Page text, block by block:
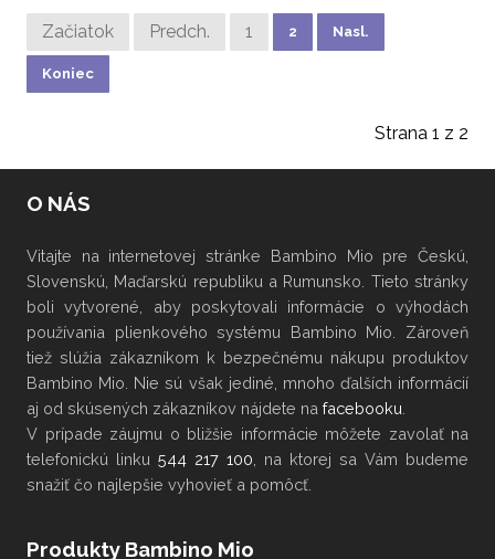
Začiatok Predch. 1 2 Nasl.
Koniec
Strana 1 z 2
O NÁS
Vitajte na internetovej stránke Bambino Mio pre Českú,
Slovenskú, Maďarskú republiku a Rumunsko. Tieto stránky
boli vytvorené, aby poskytovali informácie o výhodách
používania plienkového systému Bambino Mio. Zároveň
tiež slúžia zákazníkom k bezpečnému nákupu produktov
Bambino Mio. Nie sú však jediné, mnoho ďalších informácií
aj od skúsených zákazníkov nájdete na facebooku
V prípade záujmu o bližšie informácie môžete zavolať na
telefonickú linku 544 217 100 , na ktorej sa Vám budeme
snažiť čo najlepšie vyhovieť a pomôcť.
Produkty Bambino Mio